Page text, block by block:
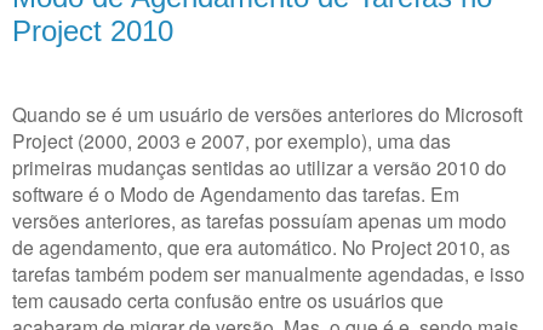
Project 2010
Quando se é um usuário de versões anteriores do Microsoft
Project (2000, 2003 e 2007, por exemplo), uma das
primeiras mudanças sentidas ao utilizar a versão 2010 do
software é o Modo de Agendamento das tarefas. Em
versões anteriores, as tarefas possuíam apenas um modo
de agendamento, que era automático. No Project 2010, as
tarefas também podem ser manualmente agendadas, e isso
tem causado certa confusão entre os usuários que